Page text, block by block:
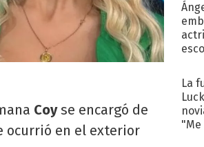
Coyse encargó de
ocurrió en el exterior
La
"Me